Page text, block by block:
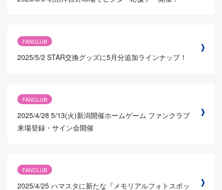
FANCLUB
2025/5/2 STAR交換グッズに5月分追加ラインナップ！
FANCLUB
2025/4/28 5/13(火)新潟開催ホームゲーム ファンクラブ
来場登録・サイン会開催
FANCLUB
2025/4/25 ハマスタに新たな『メモリアルフォトスポッ